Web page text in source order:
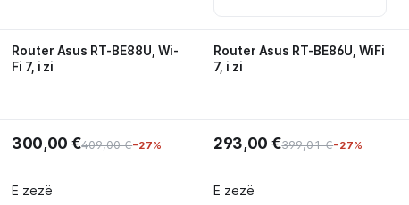
Router Asus RT-BE88U, Wi-
Fi 7, i zi
Router Asus RT-BE86U, WiFi
7, i zi
300,00 €409,00 €−27% 293,00 €399,01 €−27%
E zezë E zezë